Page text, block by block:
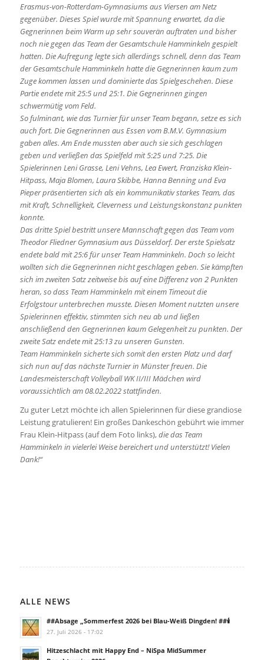
Erasmus-von-Rotterdam-Gymnasiums aus Viersen am Netz
gegenüber. Dieses Spiel wurde mit Spannung erwartet, da die
Gegnerinnen beim Warm up sehr souverän auftraten und bisher
noch nie gegen das Team der Gesamtschule Hamminkeln gespielt
hatten. Die Aufregung legte sich allerdings schnell, denn das Team
der Gesamtschule Hamminkeln hatte die Gegnerinnen kaum zum
Zuge kommen lassen und dominierte das Spielgeschehen. Diese
Partie endete mit 25:5 und 25:1. Die Gegnerinnen gingen
schwermütig vom Feld.
So fulminant, wie das Turnier für unser Team begann, setze es sich
auch fort. Die Gegnerinnen aus Essen vom B.M.V. Gymnasium
gaben alles. Am Ende mussten aber auch sie sich geschlagen
geben und verließen das Spielfeld mit 5:25 und 7:25. Die
Spielerinnen Leni Grasse, Leni Vehns, Lea Ewert, Franziska Klein-
Hitpass, Maja Blomen, Laura Skibbe, Hanna Benning und Eva
Pieper präsentierten sich als ein kommunikativ starkes Team, das
mit Kraft, Schnelligkeit, Cleverness und Leistungskonstanz punkten
konnte.
Das dritte Spiel bestritt unsere Mannschaft gegen das Team vom
Theodor Fliedner Gymnasium aus Düsseldorf. Der erste Spielsatz
endete bald mit 25:6 für unser Team Hamminkeln. Doch so leicht
wollten sich die Gegnerinnen nicht geschlagen geben. Sie kämpften
sich im zweiten Satz zeitweise bis auf eine Differenz von 2 Punkten
heran, so dass Team Hamminkeln mit einem Timeout die
Erfolgstour unterbrechen musste. Diesen Moment nutzten unsere
Spielerinnen effektiv, stimmten sich neu ab und ließen
anschließend den Gegnerinnen kaum Gelegenheit zu punkten. Der
zweite Satz endete mit 25:13 zu unseren Gunsten.
Team Hamminkeln sicherte sich somit den ersten Platz und darf
sich nun auf das nächste Turnier in Münster freuen. Die
Landesmeisterschaft Volleyball WK II/III Mädchen wird
voraussichtlich am 08.02.2022 stattfinden.
Zu guter Letzt möchte ich allen Spielerinnen für diese grandiose
Leistung gratulieren! Ein großes Dankeschön gebührt wie immer
Frau Klein-Hitpass (auf dem Foto links),die das Team
Hamminkeln in vielerlei Weise bereichert und unterstützt! Vielen
Dank!“
ALLE NEWS
##Absage „Sommerfest 2026 bei Blau-Weiß Dingden! ##🕯️
27. Juli 2026 - 17:02
Hitzeschlacht mit Happy End – NiSpa MidSummer